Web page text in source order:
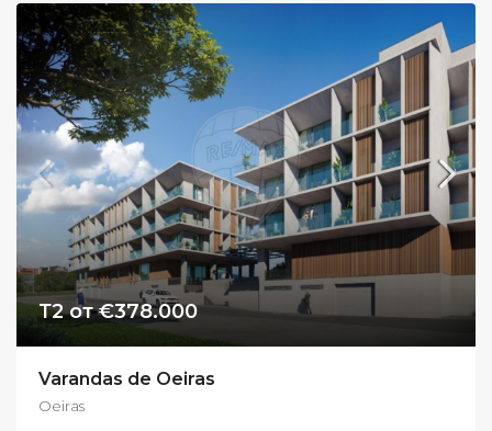
Т2 от €378.000
Varandas de Oeiras
Oeiras